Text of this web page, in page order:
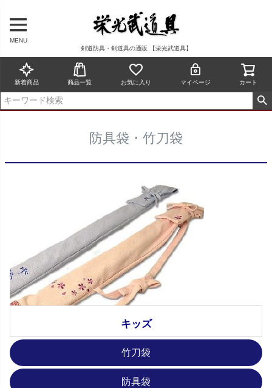
剣道防具・剣道具の通販 【栄光武道具】
MENU
新着商品 商品一覧 お気に入り マイページ カート
防具袋・竹刀袋
キッズ
竹刀袋
防具袋